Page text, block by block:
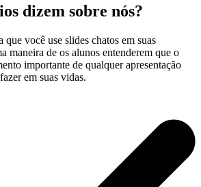
dizem sobre nós?
você use slides chatos em suas
maneira de os alunos entenderem que o
importante de qualquer apresentação
em suas vidas.